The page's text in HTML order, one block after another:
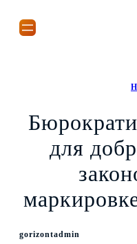
содержимому
для
gorizontadmin